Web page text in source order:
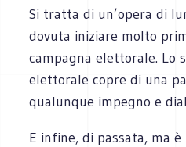
Si tratta di un’opera di
dovuta iniziare molto
campagna elettorale. Lo
elettorale copre di una
qualunque impegno e
E infine, di passata, ma